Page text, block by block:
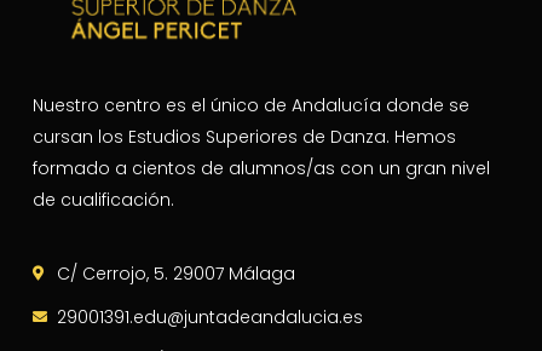
Nuestro centro es el único de Andalucía donde se
cursan los Estudios Superiores de Danza. Hemos
formado a cientos de alumnos/as con un gran nivel
de cualificación.
C/ Cerrojo, 5. 29007 Málaga
29001391.edu@juntadeandalucia.es